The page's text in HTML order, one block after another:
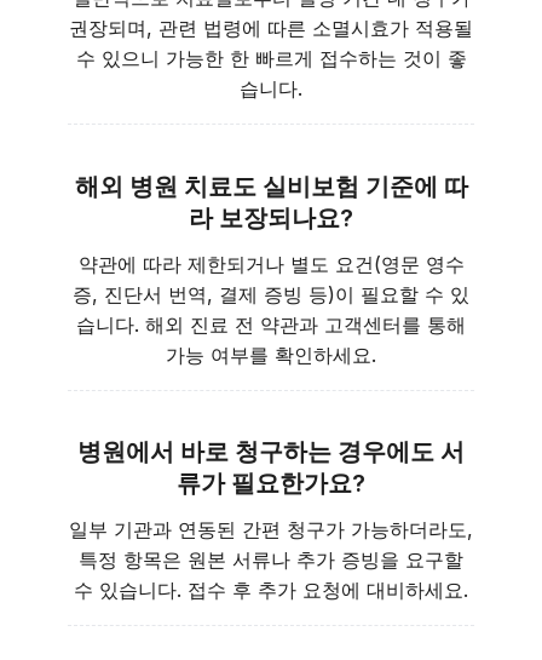
권장되며, 관련 법령에 따른 소멸시효가 적용될
수 있으니 가능한 한 빠르게 접수하는 것이 좋
습니다.
해외 병원 치료도 실비보험 기준에 따
라 보장되나요?
약관에 따라 제한되거나 별도 요건(영문 영수
증, 진단서 번역, 결제 증빙 등)이 필요할 수 있
습니다. 해외 진료 전 약관과 고객센터를 통해
가능 여부를 확인하세요.
병원에서 바로 청구하는 경우에도 서
류가 필요한가요?
일부 기관과 연동된 간편 청구가 가능하더라도,
특정 항목은 원본 서류나 추가 증빙을 요구할
수 있습니다. 접수 후 추가 요청에 대비하세요.